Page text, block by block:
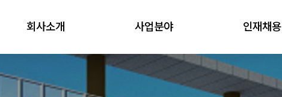
회사소개 사업분야 인재채용